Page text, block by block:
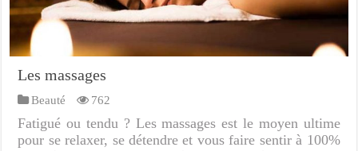
Les massages
Beauté 762
Fatigué ou tendu ? Les massages est le moyen ultime
pour se relaxer, se détendre et vous faire sentir à 100%